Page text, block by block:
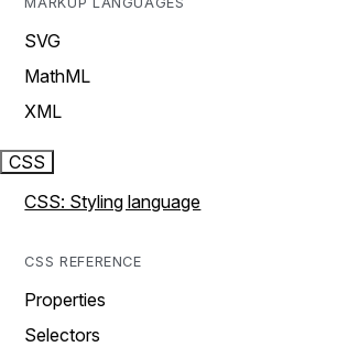
SVG
MathML
XML
CSS
CSS: Styling language
CSS REFERENCE
Properties
Selectors